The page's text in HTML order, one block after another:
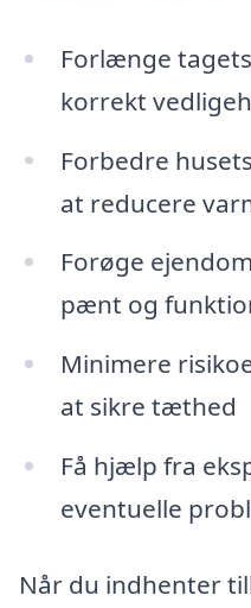
Forlænge
korrekt
Forbedre
at reducere
Forøge
pænt og
Minimere
at sikre tæthed
Få hjælp fra
eventuelle
Når du indhenter